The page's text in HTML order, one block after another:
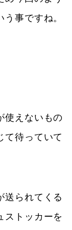
事ですね。
使えないもの
て待っていて
送られてくる
ストッカーを